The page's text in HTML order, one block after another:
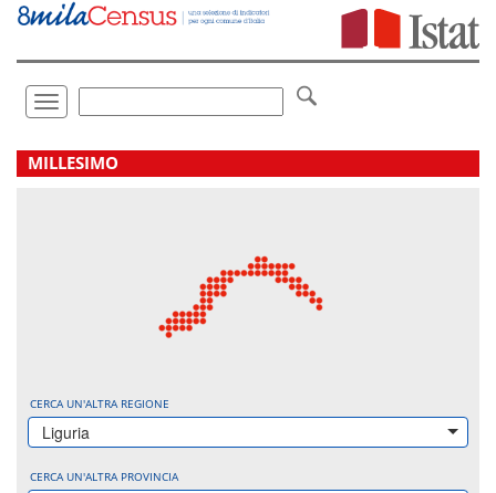
Vai
direttamente
Toggle
navigation
.
MILLESIMO
CERCA UN'ALTRA REGIONE
Liguria
CERCA UN'ALTRA PROVINCIA